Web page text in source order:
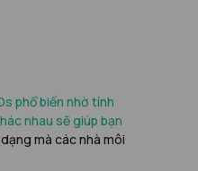
phổ biến nhờ tính
nhau sẽ giúp bạn
mà các nhà môi